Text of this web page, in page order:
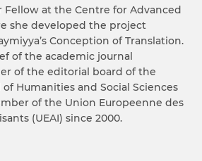
Fellow at the Centre for Advanced
she developed the project
Conception of Translation.
of the academic journal
of the editorial board of the
Humanities and Social Sciences
of the Union Europeenne des
(UEAI) since 2000.